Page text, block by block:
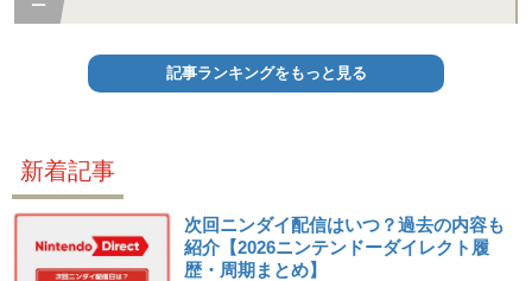
記事ランキングをもっと見る
新着記事
次回ニンダイ配信はいつ？過去の内容も
紹介【2026ニンテンドーダイレクト履
歴・周期まとめ】